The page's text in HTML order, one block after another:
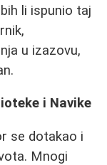
li ispunio taj
u izazovu,
i Navike
se dotakao i
Mnogi